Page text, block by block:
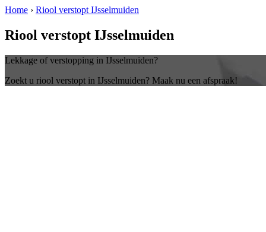
Home › Riool verstopt IJsselmuiden
Riool verstopt IJsselmuiden
Lekkage of verstopping in IJsselmuiden?
Zoekt u riool verstopt in IJsselmuiden? Maak nu een afspraak!